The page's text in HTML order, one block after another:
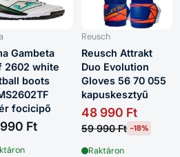
Gambeta
2602 white
boots
focicipő
Ft
Reusch
Reusch Attrakt
Duo Evolution
Gloves 56 70 055
kapuskesztyű
48 990 Ft
59 990 Ft -18%
Raktáron